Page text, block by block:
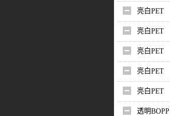
亮白PET
亮白PET
亮白PET
亮白PET
亮白PET
透明BOPP